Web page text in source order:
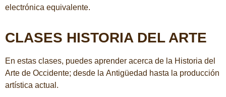
electrónica equivalente.
CLASES HISTORIA DEL ARTE
En estas clases, puedes aprender acerca de la Historia del
Arte de Occidente; desde la Antigüedad hasta la producción
artística actual.